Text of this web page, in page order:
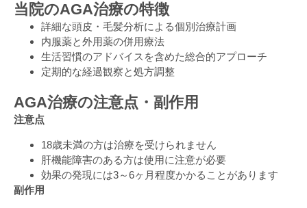
当院のAGA治療の特徴
詳細な頭皮・毛髪分析による個別治療計画
内服薬と外用薬の併用療法
生活習慣のアドバイスを含めた総合的アプローチ
定期的な経過観察と処方調整
AGA治療の注意点・副作用
注意点
18歳未満の方は治療を受けられません
肝機能障害のある方は使用に注意が必要
効果の発現には3～6ヶ月程度かかることがあります
副作用